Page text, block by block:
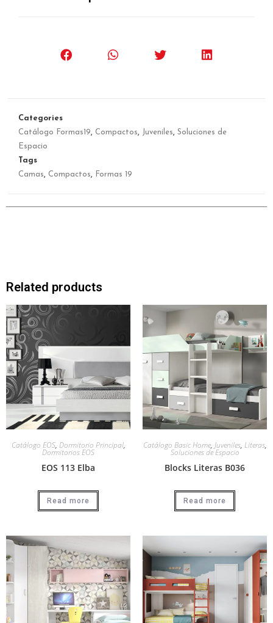
Categories
Catálogo Formas19, Compactos, Juveniles, Soluciones de
Espacio
Tags
Camas, Compactos, Formas 19
Related products
Catálogo EOS, Dormitorio Principal,
Dormitorios EOS
EOS 113 Elba
Read more
Catálogo Basic Home, Juveniles, Literas,
Soluciones de Espacio
Blocks Literas B036
Read more